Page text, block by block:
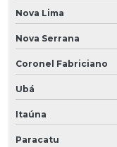
Nova Lima
Nova Serrana
Coronel Fabriciano
Ubá
Itaúna
Paracatu